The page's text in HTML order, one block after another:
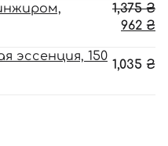
1,375₴
962 ₴
эссенция, 150
1,035 ₴